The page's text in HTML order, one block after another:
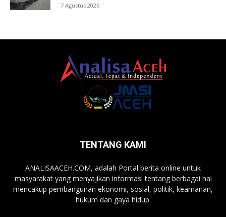
7 Agustus 2026
TENTANG KAMI
ANALISAACEH.COM, adalah Portal berita online untuk
masyarakat yang menyajikan informasi tentang berbagai hal
mencakup pembangunan ekonomi, sosial, politik, keamanan,
hukum dan gaya hidup.